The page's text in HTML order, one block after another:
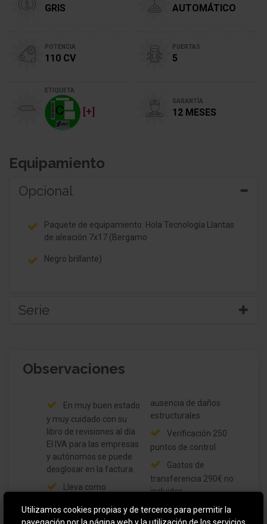
GRIS AUTOMÁTICO
POTENCIA
110 CV
PUERTAS
5
ETIQUETA
[+]
GARANTÍA
12 MESES
Equipamiento
Opcional
Paquete de equipamiento: Hola Tecnología Llantas
de aleación 7x17 (Bergamo
Negro brillante)
Serie
Paquete de equipamiento: Luz y Visión
Retrovisor exterior regulable eléctricamente,
calefactable y plegable
Faro LED
Receptor de radio digital (DAB+)
& Internet, Touchscreen, Bluetooth)
Observaciones
En muy buen estado
y muy cuidado con su
libro de revisiones al día.
El IVA para las empresas
y autónomos se puede
desglosar en la factura.
Lleva como
Pintura metalizada y
ausencia de daños
estructurales.
Verificación 250
puntos de control.
Gastos de
transferencia 290€ no
incluidos.
El precio financiado
Utilizamos cookies propias y de terceros para permitir la
navegación por la página web y la utilización de los servicios